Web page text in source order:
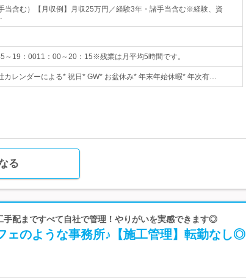
当含む）【月収例】月収25万円／経験3年・諸手当含む※経験、資
～19：0011：00～20：15※残業は月平均5時間です。
レンダーによる* 祝日* GW* お盆休み* 年末年始休暇* 年次有…
る
手配まですべて自社で管理！やりがいを実感できます◎
ェのような事務所♪【施工管理】転勤なし◎